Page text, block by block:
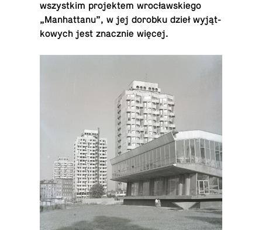
wszyst­kim pro­jek­tem wro­cław­skie­go
„Man­hat­ta­nu”, w jej dorobku dzieł wy­jąt­
ko­wych jest znacz­nie więcej.